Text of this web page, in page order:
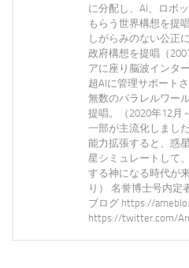
に分配し、AI、ロボ
もらう世界構想を提
しがらみのない公正
政府構想を提唱（
アに座り脳波インタ
超AIに管理サポート
無数のパラレルワー
提唱。（2020年12
一部が主流化しまし
能力拡張すると、惑
星シミュレートして
する神になる時代が
り） 名誉博士号内定
ブログ https://
https://twitter.com/